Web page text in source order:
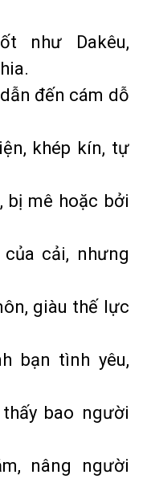
như Dakêu,
đến cám dỗ
khép kín, tự
bị mê hoặc bởi
cải, nhưng
giàu thế lực
bạn tình yêu,
bao người
nâng người